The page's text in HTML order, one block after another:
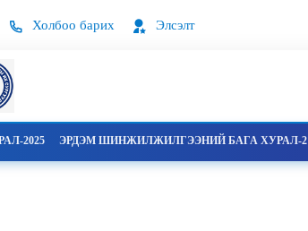
Холбоо барих Элсэлт
2025 ЭРДЭМ ШИНЖИЛЖИЛГЭЭНИЙ БАГА ХУРАЛ-2